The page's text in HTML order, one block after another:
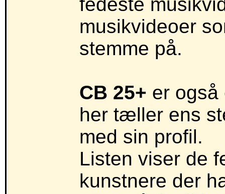
fedeste
musikvideoer
stemme på.
CB 25+ er også
her tæller ens
med sin profil.
Listen viser de
kunstnere der